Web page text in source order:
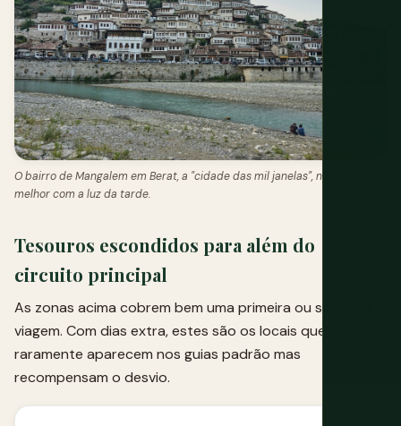
O bairro de Mangalem em Berat, a "cidade das mil janelas", no seu
melhor com a luz da tarde.
Tesouros escondidos para além do
circuito principal
As zonas acima cobrem bem uma primeira ou segunda
viagem. Com dias extra, estes são os locais que
raramente aparecem nos guias padrão mas
recompensam o desvio.